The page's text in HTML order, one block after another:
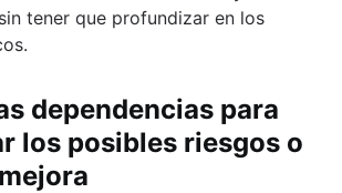
tener que profundizar en los
dependencias para
los posibles riesgos o